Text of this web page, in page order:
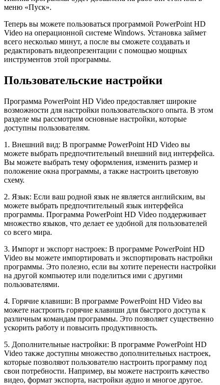
меню «Пуск».
Теперь вы можете пользоваться программой PowerPoint HD
Video на операционной системе Windows. Установка займет
всего несколько минут, а после вы сможете создавать и
редактировать видеопрезентации с помощью мощных
инструментов этой программы.
Пользовательские настройки
Программа PowerPoint HD Video предоставляет широкие
возможности для настройки пользовательского опыта. В этом
разделе мы рассмотрим основные настройки, которые
доступны пользователям.
1. Внешний вид: В программе PowerPoint HD Video вы
можете выбрать предпочтительный внешний вид интерфейса.
Вы можете выбрать тему оформления, изменить размер и
положение окна программы, а также настроить цветовую
схему.
2. Язык: Если ваш родной язык не является английским, вы
можете выбрать предпочтительный язык интерфейса
программы. Программа PowerPoint HD Video поддерживает
множество языков, что делает ее удобной для пользователей
со всего мира.
3. Импорт и экспорт настроек: В программе PowerPoint HD
Video вы можете импортировать и экспортировать настройки
программы. Это полезно, если вы хотите перенести настройки
на другой компьютер или поделиться ими с другими
пользователями.
4. Горячие клавиши: В программе PowerPoint HD Video вы
можете настроить горячие клавиши для быстрого доступа к
различным командам программы. Это позволяет существенно
ускорить работу и повысить продуктивность.
5. Дополнительные настройки: В программе PowerPoint HD
Video также доступны множество дополнительных настроек,
которые позволяют пользователю настроить программу под
свои потребности. Например, вы можете настроить качество
видео, формат экспорта, настройки аудио и многое другое.